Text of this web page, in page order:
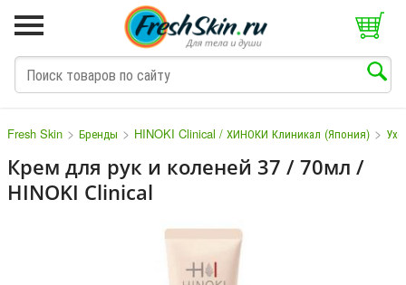
Fresh Skin > Бренды > HINOKI Clinical / ХИНОКИ Клиникал (Япония) >
Крем для рук и коленей 37 / 70мл /
HINOKI Clinical